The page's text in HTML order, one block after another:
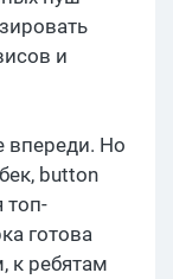
и
впереди. Но
button
топ-
готова
к ребятам